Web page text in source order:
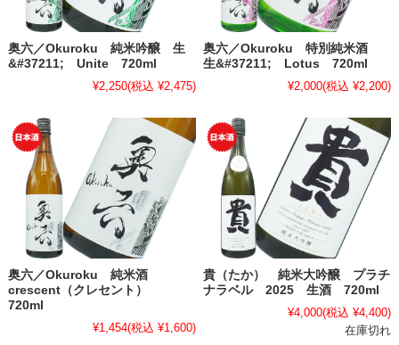
奥六／Okuroku 純米吟醸 生
&#37211; Unite 720ml
¥2,250(税込 ¥2,475)
奥六／Okuroku 特別純米酒
生&#37211; Lotus 720ml
¥2,000(税込 ¥2,200)
奥六／Okuroku 純米酒
crescent（クレセント）
720ml
¥1,454(税込 ¥1,600)
貴（たか） 純米大吟醸 プラチ
ナラベル 2025 生酒 720ml
¥4,000(税込 ¥4,400)
在庫切れ